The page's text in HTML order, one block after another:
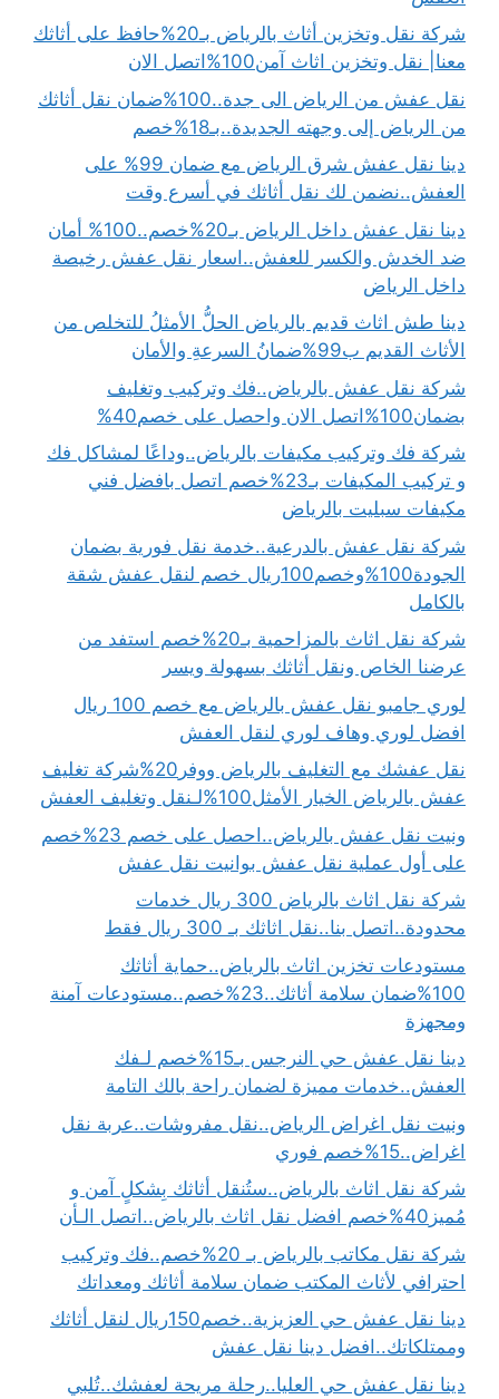
شركة نقل وتخزين أثاث بالرياض بـ20%حافظ على أثاثك
معنا| نقل وتخزين اثاث آمن100%اتصل الان
نقل عفش من الرياض الى جدة..100%ضمان نقل أثاثك
من الرياض إلى وجهته الجديدة..بـ18%خصم
دينا نقل عفش شرق الرياض مع ضمان 99% على
العفش..نضمن لك نقل أثاثك في أسرع وقت
دينا نقل عفش داخل الرياض بـ20%خصم..100% أمان
ضد الخدش والكسر للعفش..اسعار نقل عفش رخيصة
داخل الرياض
دينا طش اثاث قديم بالرياض الحلُّ الأمثلُ للتخلص من
الأثاث القديم ب99%ضمانُ السرعةِ والأمان
شركة نقل عفش بالرياض..فك وتركيب وتغليف
بضمان100%اتصل الان واحصل على خصم40%
شركة فك وتركيب مكيفات بالرياض..وداعًا لمشاكل فك
و تركيب المكيفات بـ23%خصم اتصل بافضل فني
مكيفات سبليت بالرياض
شركة نقل عفش بالدرعية..خدمة نقل فورية بضمان
الجودة100%وخصم100ريال خصم لنقل عفش شقة
بالكامل
شركة نقل اثاث بالمزاحمية بـ20%خصم استفد من
عرضنا الخاص ونقل أثاثك بسهولة ويسر
لوري جامبو نقل عفش بالرياض مع خصم 100 ريال
افضل لوري وهاف لوري لنقل العفش
نقل عفشك مع التغليف بالرياض ووفر20%شركة تغليف
عفش بالرياض الخيار الأمثل100%لـنقل وتغليف العفش
ونيت نقل عفش بالرياض..احصل على خصم 23%خصم
على أول عملية نقل عفش بوانيت نقل عفش
شركة نقل اثاث بالرياض 300 ريال خدمات
محدودة..اتصل بنا..نقل اثاثك بـ 300 ريال فقط
مستودعات تخزين اثاث بالرياض..حماية أثاثك
100%ضمان سلامة أثاثك..23%خصم..مستودعات آمنة
ومجهزة
دينا نقل عفش حي النرجس بـ15%خصم لـفك
العفش..خدمات مميزة لضمان راحة بالك التامة
ونيت نقل اغراض الرياض..نقل مفروشات..عربة نقل
اغراض..15%خصم فوري
شركة نقل اثاث بالرياض..ستُنقل أثاثك بِشكلٍ آمن و
مُميز40%خصم افضل نقل اثاث بالرياض..اتصل الـأن
شركة نقل مكاتب بالرياض بـ 20%خصم..فك وتركيب
احترافي لأثاث المكتب ضمان سلامة أثاثك ومعداتك
دينا نقل عفش حي العزيزية..خصم150ريال لنقل أثاثك
وممتلكاتك..افضل دينا نقل عفش
دينا نقل عفش حي العليا..رحلة مريحة لعفشك..تُلبي